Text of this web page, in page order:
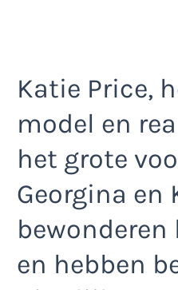
Katie Price,
model en
het grote
Georgina en
en hebben